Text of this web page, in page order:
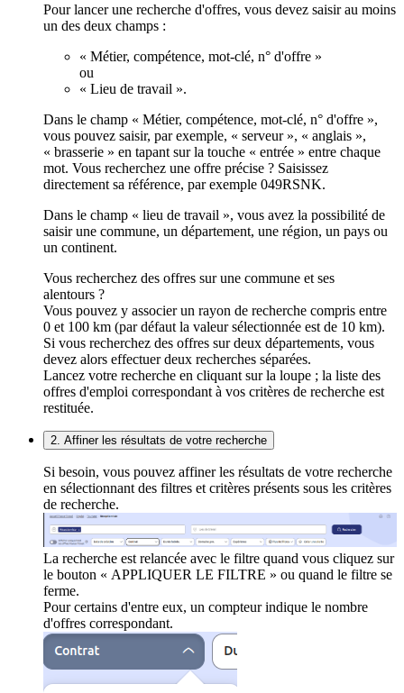
Pour lancer une recherche d'offres, vous devez saisir au moins
un des deux champs :
« Métier, compétence, mot-clé, n° d'offre »
ou
« Lieu de travail ».
Dans le champ « Métier, compétence, mot-clé, n° d'offre »,
vous pouvez saisir, par exemple, « serveur », « anglais »,
« brasserie » en tapant sur la touche « entrée » entre chaque
mot. Vous recherchez une offre précise ? Saisissez
directement sa référence, par exemple 049RSNK.
Dans le champ « lieu de travail », vous avez la possibilité de
saisir une commune, un département, une région, un pays ou
un continent.
Vous recherchez des offres sur une commune et ses
alentours ?
Vous pouvez y associer un rayon de recherche compris entre
0 et 100 km (par défaut la valeur sélectionnée est de 10 km).
Si vous recherchez des offres sur deux départements, vous
devez alors effectuer deux recherches séparées.
Lancez votre recherche en cliquant sur la loupe ; la liste des
offres d'emploi correspondant à vos critères de recherche est
restituée.
2. Affiner les résultats de votre recherche
Si besoin, vous pouvez affiner les résultats de votre recherche
en sélectionnant des filtres et critères présents sous les critères
de recherche.
La recherche est relancée avec le filtre quand vous cliquez sur
le bouton « APPLIQUER LE FILTRE » ou quand le filtre se
ferme.
Pour certains d'entre eux, un compteur indique le nombre
d'offres correspondant.